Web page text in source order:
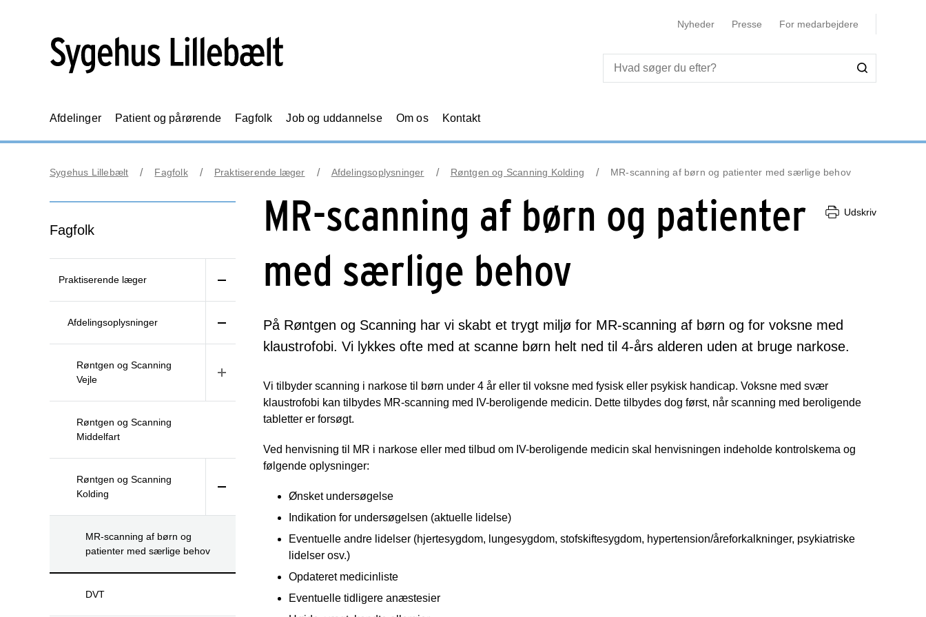
Nyheder Presse For medarbejdere
Afdelinger Patient og pårørende Fagfolk Job og uddannelse Om os Kontakt
Sygehus Lillebælt Fagfolk Praktiserende læger Afdelingsoplysninger Røntgen og Scanning Kolding MR-scanning af børn og patienter med særlige behov
Fagfolk
Praktiserende læger
Afdelingsoplysninger
Røntgen og Scanning
Vejle
Røntgen og Scanning
Middelfart
Røntgen og Scanning
Kolding
MR-scanning af børn og
patienter med særlige behov
DVT
MR-scanning af børn og patienter
med særlige behov
Udskriv
På Røntgen og Scanning har vi skabt et trygt miljø for MR-scanning af børn og for voksne med
klaustrofobi. Vi lykkes ofte med at scanne børn helt ned til 4-års alderen uden at bruge narkose.
Vi tilbyder scanning i narkose til børn under 4 år eller til voksne med fysisk eller psykisk handicap. Voksne med svær
klaustrofobi kan tilbydes MR-scanning med IV-beroligende medicin. Dette tilbydes dog først, når scanning med beroligende
tabletter er forsøgt.
Ved henvisning til MR i narkose eller med tilbud om IV-beroligende medicin skal henvisningen indeholde kontrolskema og
følgende oplysninger:
Ønsket undersøgelse
Indikation for undersøgelsen (aktuelle lidelse)
Eventuelle andre lidelser (hjertesygdom, lungesygdom, stofskiftesygdom, hypertension/åreforkalkninger, psykiatriske
lidelser osv.)
Opdateret medicinliste
Eventuelle tidligere anæstesier